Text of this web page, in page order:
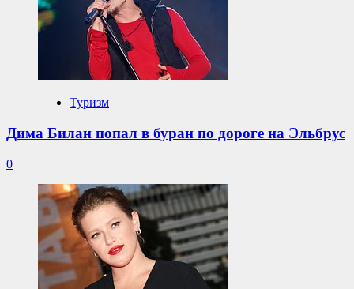
Туризм
Дима Билан попал в буран по дороге на Эльбрус
0